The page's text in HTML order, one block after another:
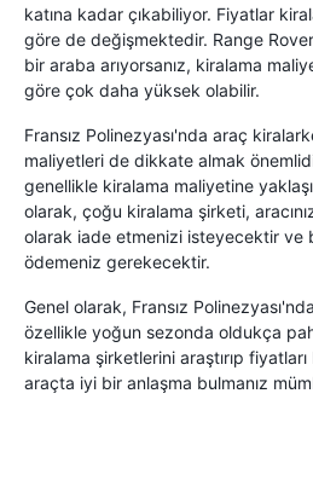
katına kadar çıkabiliyor. Fiyatlar
göre de değişmektedir. Range
bir araba arıyorsanız, kiralama
göre çok daha yüksek olabilir.
Fransız Polinezyası'nda araç
maliyetleri de dikkate almak
genellikle kiralama maliyetine
olarak, çoğu kiralama şirketi,
olarak iade etmenizi isteyecektir ve
ödemeniz gerekecektir.
Genel olarak, Fransız
özellikle yoğun sezonda oldukça
kiralama şirketlerini araştırıp fiyatları
araçta iyi bir anlaşma bulmanız